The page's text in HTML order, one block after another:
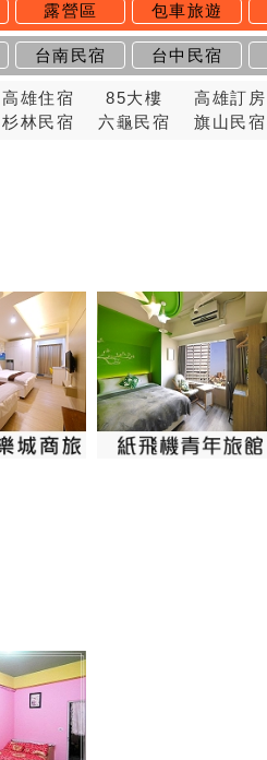
露營區 包車旅遊
台南民宿 台中民宿
高雄住宿 85大樓 高雄訂房
杉林民宿 六龜民宿 旗山民宿